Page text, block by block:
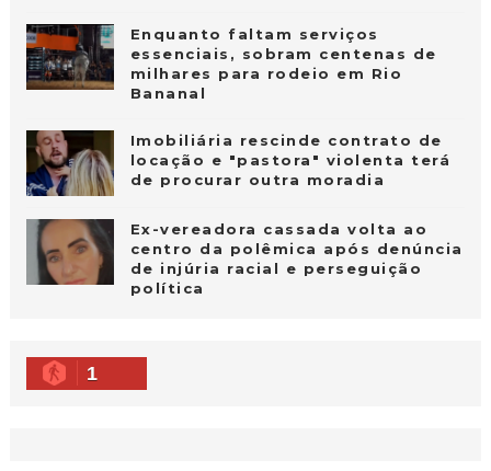
Enquanto faltam serviços
essenciais, sobram centenas de
milhares para rodeio em Rio
Bananal
Imobiliária rescinde contrato de
locação e "pastora" violenta terá
de procurar outra moradia
Ex-vereadora cassada volta ao
centro da polêmica após denúncia
de injúria racial e perseguição
política
1